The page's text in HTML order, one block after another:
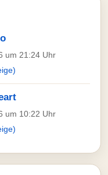
um 21:24 Uhr
um 10:22 Uhr